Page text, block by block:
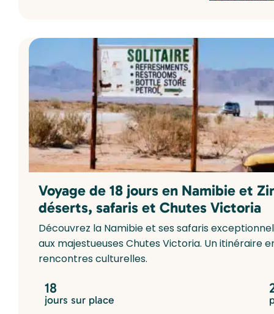
Voyage de 18 jours en Namibie et
déserts, safaris et Chutes Victoria
Découvrez la Namibie et ses safaris
aux majestueuses Chutes Victoria. Un itinéraire
rencontres culturelles.
18
jours sur place